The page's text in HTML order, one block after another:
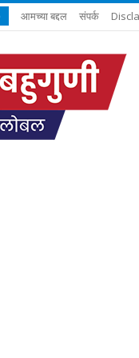
आमच्या बद्दल संपर्क